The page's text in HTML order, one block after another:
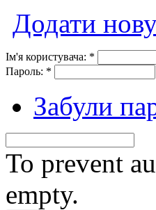
Додати
Ім'я користувача: *
Пароль: *
Забули
To prevent
empty.